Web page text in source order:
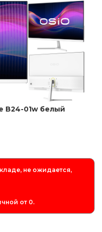
B24-01w белый
не ожидается,
от 0.